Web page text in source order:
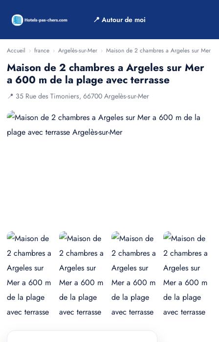
📍 Autour de moi
Accueil › france › Argelès-sur-Mer › Maison de 2 chambres a Argeles sur Mer
Maison de 2 chambres a Argeles sur Mer
a 600 m de la plage avec terrasse
📍 35 Rue des Timoniers, 66700 Argelès-sur-Mer